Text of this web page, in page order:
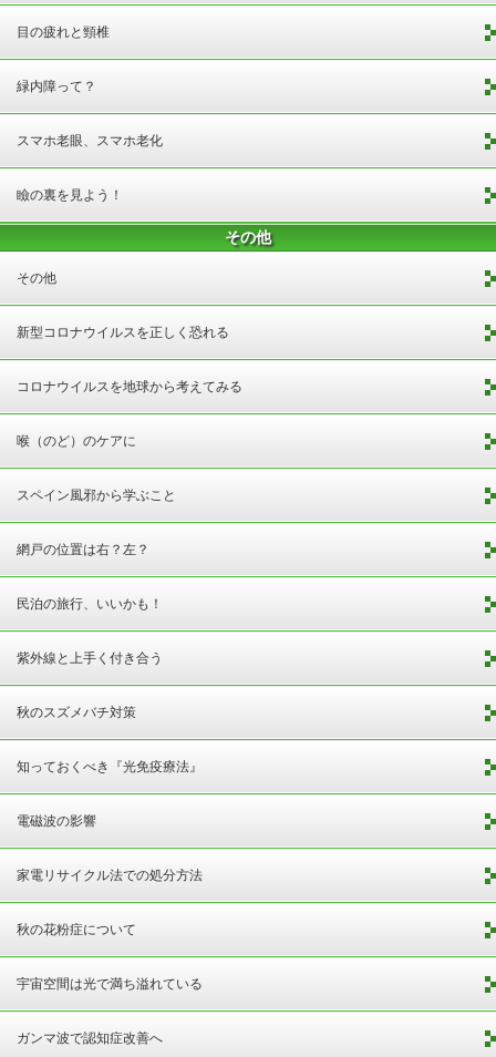
目の疲れと頸椎
緑内障って？
スマホ老眼、スマホ老化
瞼の裏を見よう！
その他
その他
新型コロナウイルスを正しく恐れる
コロナウイルスを地球から考えてみる
喉（のど）のケアに
スペイン風邪から学ぶこと
網戸の位置は右？左？
民泊の旅行、いいかも！
紫外線と上手く付き合う
秋のスズメバチ対策
知っておくべき『光免疫療法』
電磁波の影響
家電リサイクル法での処分方法
秋の花粉症について
宇宙空間は光で満ち溢れている
ガンマ波で認知症改善へ